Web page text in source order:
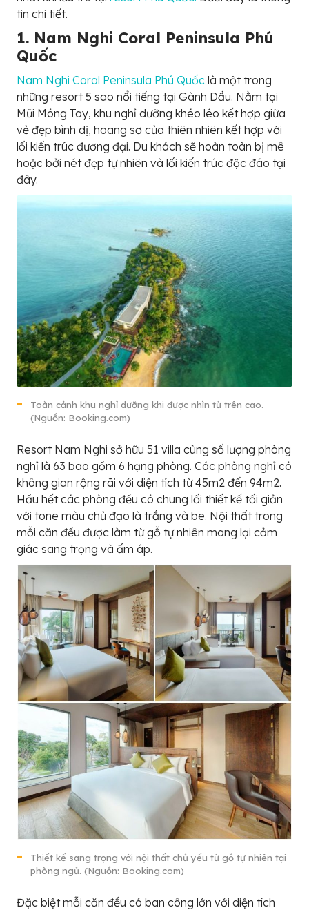
tin chi tiết.
1. Nam Nghi Coral Peninsula Phú
Quốc
Nam Nghi Coral Peninsula Phú Quốc là một trong
những resort 5 sao nổi tiếng tại Gành Dầu. Nằm tại
Mũi Móng Tay, khu nghỉ dưỡng khéo léo kết hợp giữa
vẻ đẹp bình dị, hoang sơ của thiên nhiên kết hợp với
lối kiến trúc đương đại. Du khách sẽ hoàn toàn bị mê
hoặc bởi nét đẹp tự nhiên và lối kiến trúc độc đáo tại
đây.
Toàn cảnh khu nghỉ dưỡng khi được nhìn từ trên cao.
(Nguồn: Booking.com)
Resort Nam Nghi sở hữu 51 villa cùng số lượng phòng
nghỉ là 63 bao gồm 6 hạng phòng. Các phòng nghỉ có
không gian rộng rãi với diện tích từ 45m2 đến 94m2.
Hầu hết các phòng đều có chung lối thiết kế tối giản
với tone màu chủ đạo là trắng và be. Nội thất trong
mỗi căn đều được làm từ gỗ tự nhiên mang lại cảm
giác sang trọng và ấm áp.
Thiết kế sang trọng với nội thất chủ yếu từ gỗ tự nhiên tại
phòng ngủ. (Nguồn: Booking.com)
Đặc biệt mỗi căn đều có ban công lớn với diện tích